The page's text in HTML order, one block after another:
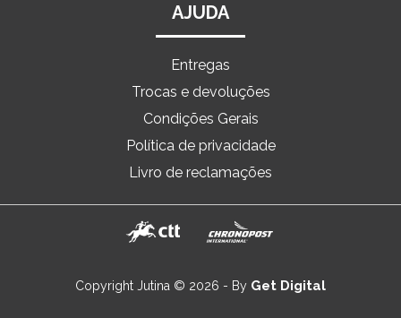
AJUDA
Entregas
Trocas e devoluções
Condições Gerais
Política de privacidade
Livro de reclamações
Copyright Jutina © 2026 - By Get Digital